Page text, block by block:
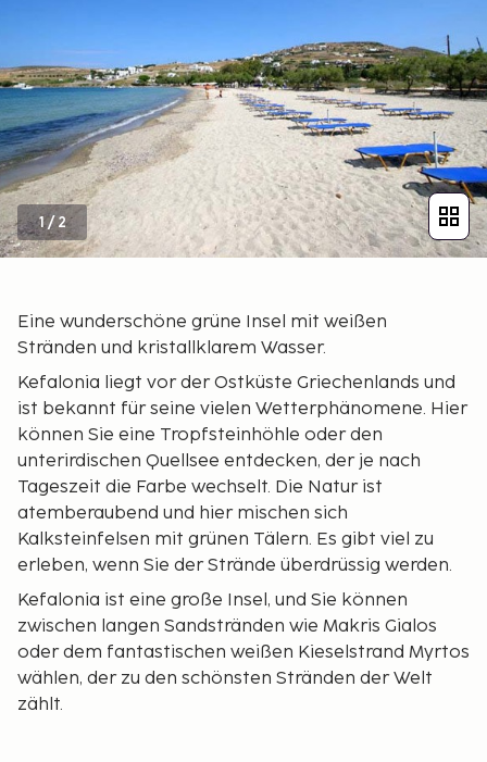
1/2
Eine wunderschöne grüne Insel mit weißen
Stränden und kristallklarem Wasser.
Kefalonia liegt vor der Ostküste Griechenlands und
ist bekannt für seine vielen Wetterphänomene. Hier
können Sie eine Tropfsteinhöhle oder den
unterirdischen Quellsee entdecken, der je nach
Tageszeit die Farbe wechselt. Die Natur ist
atemberaubend und hier mischen sich
Kalksteinfelsen mit grünen Tälern. Es gibt viel zu
erleben, wenn Sie der Strände überdrüssig werden.
Kefalonia ist eine große Insel, und Sie können
zwischen langen Sandstränden wie Makris Gialos
oder dem fantastischen weißen Kieselstrand Myrtos
wählen, der zu den schönsten Stränden der Welt
zählt.